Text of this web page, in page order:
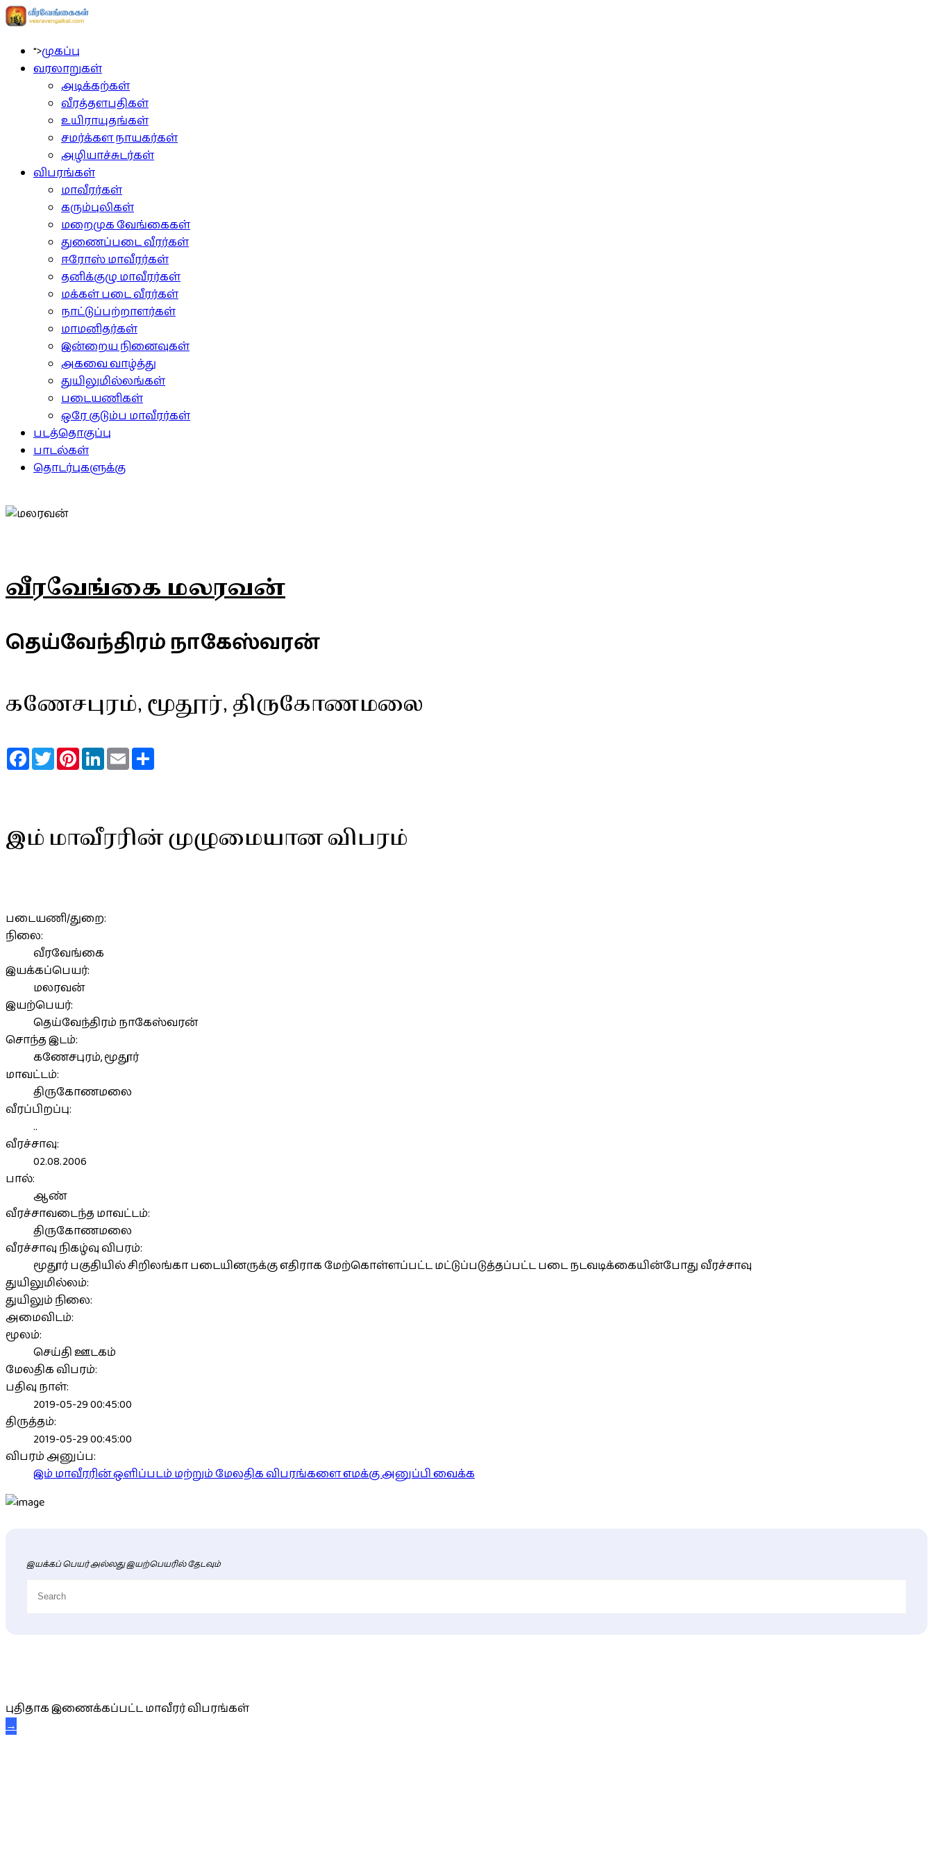
">முகப்பு
வரலாறுகள்
அடிக்கற்கள்
வீரத்தளபதிகள்
உயிராயுதங்கள்
சமர்க்கள நாயகர்கள்
அழியாச்சுடர்கள்
விபரங்கள்
மாவீரர்கள்
கரும்புலிகள்
மறைமுக வேங்கைகள்
துணைப்படை வீரர்கள்
ஈரோஸ் மாவீரர்கள்
தனிக்குழு மாவீரர்கள்
மக்கள் படை வீரர்கள்
நாட்டுப்பற்றாளர்கள்
மாமனிதர்கள்
இன்றைய நினைவுகள்
அகவை வாழ்த்து
துயிலுமில்லங்கள்
படையணிகள்
ஒரே குடும்ப மாவீரர்கள்
படத்தொகுப்பு
பாடல்கள்
தொடர்புகளுக்கு
வீரவேங்கை மலரவன்
தெய்வேந்திரம் நாகேஸ்வரன்
கணேசபுரம், மூதூர், திருகோணமலை
FacebookTwitterPinterestLinkedInEmail
இம் மாவீரரின் முழுமையான விபரம்
படையணி/துறை:
நிலை:
வீரவேங்கை
இயக்கப்பெயர்:
மலரவன்
இயற்பெயர்:
தெய்வேந்திரம் நாகேஸ்வரன்
சொந்த இடம்:
கணேசபுரம், மூதூர்
மாவட்டம்:
திருகோணமலை
வீரப்பிறப்பு:
..
வீரச்சாவு:
02.08.2006
பால்:
ஆண்
வீரச்சாவடைந்த மாவட்டம்:
திருகோணமலை
வீரச்சாவு நிகழ்வு விபரம்:
மூதூர் பகுதியில் சிறிலங்கா படையினருக்கு எதிராக மேற்கொள்ளப்பட்ட மட்டுப்படுத்தப்பட்ட படை நடவடிக்கையின்போது வீரச்சாவு
துயிலுமில்லம்:
துயிலும் நிலை:
அமைவிடம்:
மூலம்:
செய்தி ஊடகம்
மேலதிக விபரம்:
பதிவு நாள்:
2019-05-29 00:45:00
திருத்தம்:
2019-05-29 00:45:00
விபரம் அனுப்ப:
இம் மாவீரரின் ஒளிப்படம் மற்றும் மேலதிக விபரங்களை எமக்கு அனுப்பி வைக்க
இயக்கப் பெயர் அல்லது இயற்பெயரில் தேடவும்
புதிதாக இணைக்கப்பட்ட மாவீரர் விபரங்கள்
→